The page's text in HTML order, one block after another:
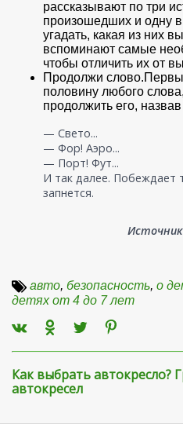
рассказывают по три
произошедших и одну
угадать, какая из них
вспоминают самые
чтобы отличить их от
Продолжи
половину любого
продолжить его,
— Свето...
— Фор! Аэро...
— Порт! Фут...
И так далее. Побеждает
запнется.
авто, безопасность, о
детях от 4 до 7 лет
Как выбрать автокресло?
автокресел